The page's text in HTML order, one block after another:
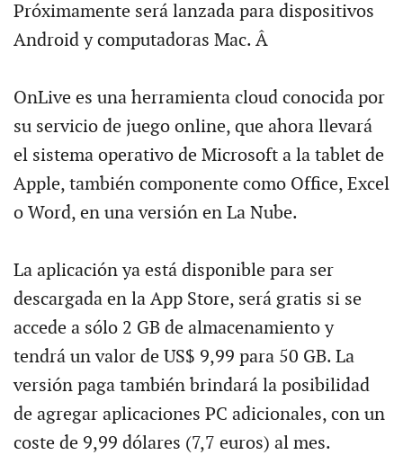
Próximamente será lanzada para dispositivos
Android y computadoras Mac. Â
OnLive es una herramienta cloud conocida por
su servicio de juego online, que ahora llevará
el sistema operativo de Microsoft a la tablet de
Apple, también componente como Office, Excel
o Word, en una versión en La Nube.
La aplicación ya está disponible para ser
descargada en la App Store, será gratis si se
accede a sólo 2 GB de almacenamiento y
tendrá un valor de US$ 9,99 para 50 GB. La
versión paga también brindará la posibilidad
de agregar aplicaciones PC adicionales, con un
coste de 9,99 dólares (7,7 euros) al mes.